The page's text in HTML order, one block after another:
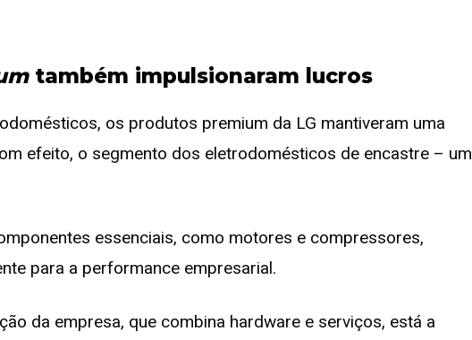
também impulsionaram lucros
os produtos premium da LG mantiveram uma
efeito, o segmento dos eletrodomésticos de encastre – um
essenciais, como motores e compressores,
para a performance empresarial.
da empresa, que combina hardware e serviços, está a